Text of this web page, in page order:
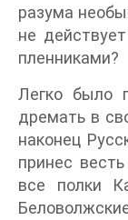
разума
не
пленниками?
Легко было
дремать в
наконец
принес
все полки